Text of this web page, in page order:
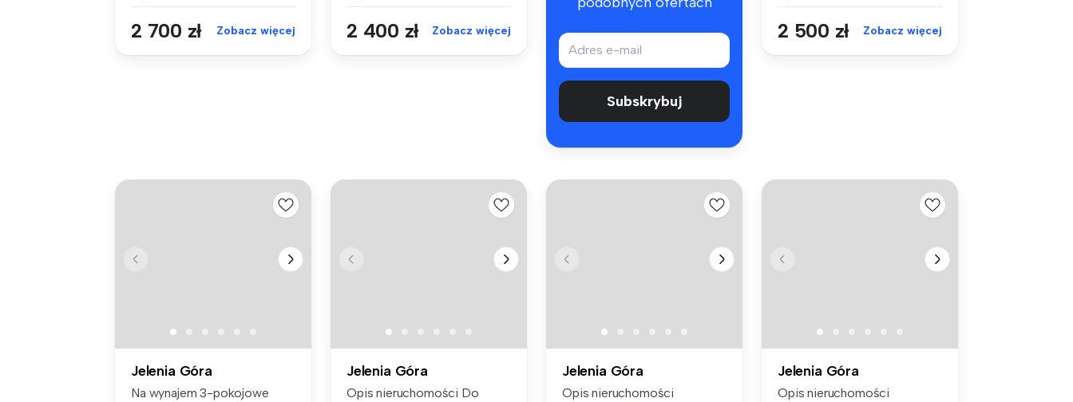
2 700 zł Zobacz więcej 2 400 zł Zobacz więcej
Subskrybuj
2 500 zł Zobacz więcej
Jelenia Góra
Na wynajem 3-pokojowe
Jelenia Góra
Opis nieruchomości Do
Jelenia Góra
Opis nieruchomości
Jelenia Góra
Opis nieruchomości